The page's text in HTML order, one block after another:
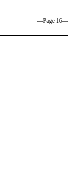
―Page 16―